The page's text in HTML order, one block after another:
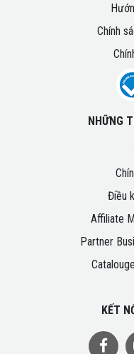
Chính
NHỮNG
Điều
Affiliate
Partner
KẾT